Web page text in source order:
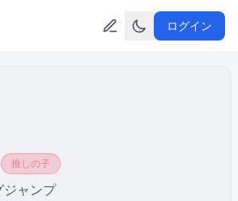
ログイン
推しの子
ャンプ